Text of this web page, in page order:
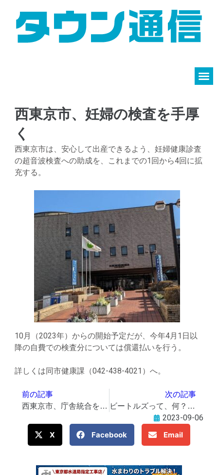
西東京市、妊婦の検査を手厚
く
西東京市は、安心して出産できるよう、妊婦健康診査
の超音波検査への助成を、これまでの1回から4回に拡
充する。
10月（2023年）からの開始予定だが、今年4月1日以
降の自費での検査分については償還払いを行う。
詳しくは同市健康課（042-438-4021）へ。
前の記事
西東京市、庁舎統合を先送りに 25年後をめどと方針変更
次の記事
ビートルズって、何？【5】《ロンドンに向け、北のリバプールから風が吹き始めた》
2023-09-06
X
Facebook Email